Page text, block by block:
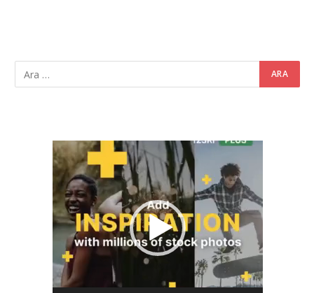
Video
oynatıcı